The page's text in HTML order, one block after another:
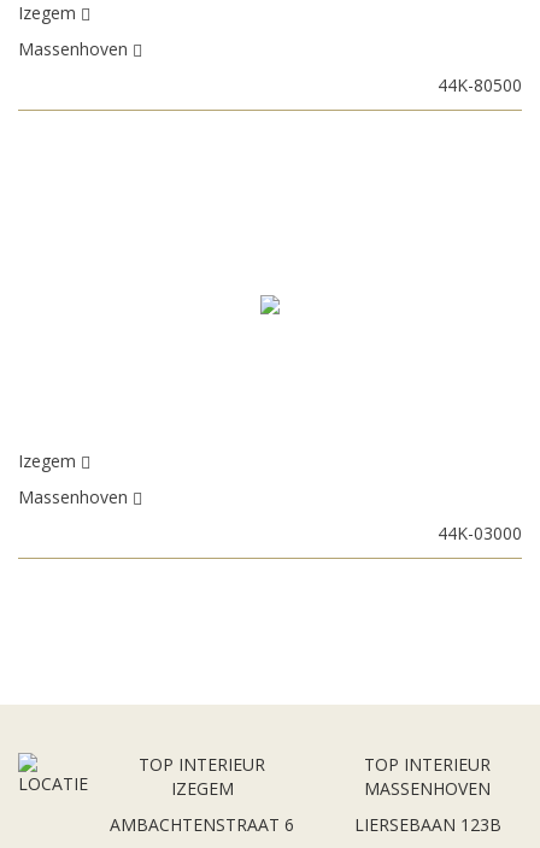
Izegem
Massenhoven
44K-80500
Izegem
Massenhoven
44K-03000
TOP INTERIEUR
IZEGEM
AMBACHTENSTRAAT 6
TOP INTERIEUR
MASSENHOVEN
LIERSEBAAN 123B